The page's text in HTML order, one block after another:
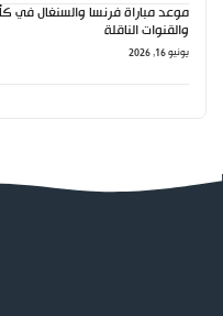
والقنوات الناقلة
يونيو 16, 2026